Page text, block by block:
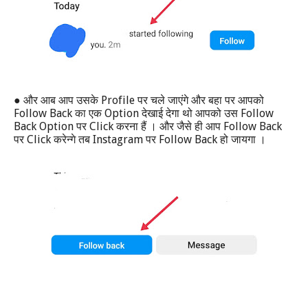
● और आब आप उसके Profileपर चले जाएंगे और बहा पर आपको
Follow Backका एकOptionदेखाई देगा थो आपको उस Follow
Back Optionपर Clickकरना हैं । और जैसे ही आप Follow Back
पर Clickकरेन्गे तब Instagramपर Follow Backहो जायगा ।